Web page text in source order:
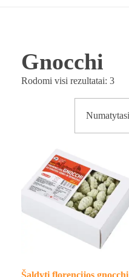
Gnocchi
Rodomi visi rezultatai: 3